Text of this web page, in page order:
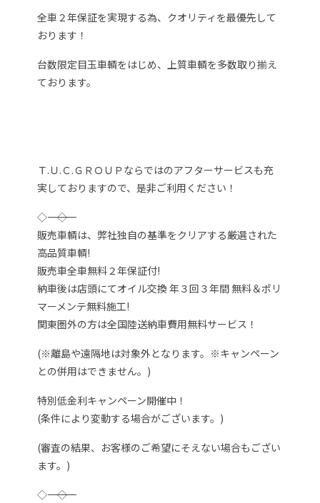
全車２年保証を実現する為、クオリティを最優先して
おります！
台数限定目玉車輌をはじめ、上質車輌を多数取り揃え
ております。
Ｔ.Ｕ.Ｃ.ＧＲＯＵＰならではのアフターサービスも充
実しておりますので、是非ご利用ください！
◇―――――――――――――――――――――――――――――――◇
販売車輌は、弊社独自の基準をクリアする厳選された
高品質車輌!
販売車全車無料２年保証付!
納車後は店頭にてオイル交換 年３回３年間 無料＆ポリ
マーメンテ無料施工!
関東圏外の方は全国陸送納車費用無料サービス！
(※離島や遠隔地は対象外となります。※キャンペーン
との併用はできません。)
特別低金利キャンペーン開催中！
(条件により変動する場合がございます。)
(審査の結果、お客様のご希望にそえない場合もござい
ます。)
◇―――――――――――――――――――――――――――――――◇